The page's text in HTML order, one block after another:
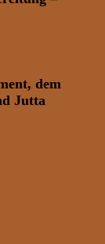
dem
Jutta